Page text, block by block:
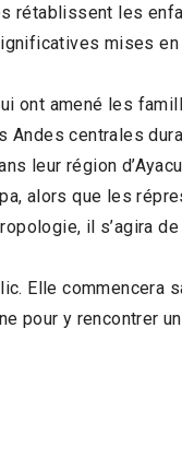
rétablissent les
mises en
ont amené les
centrales
leur région
alors que les
il s’agira
Elle commencera
pour y rencontrer